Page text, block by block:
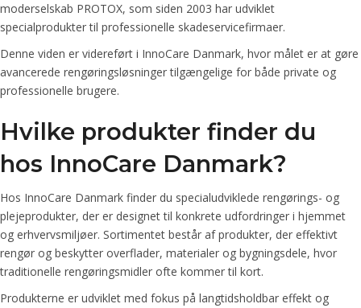
moderselskab PROTOX, som siden 2003 har udviklet
specialprodukter til professionelle skadeservicefirmaer.
Denne viden er videreført i InnoCare Danmark, hvor målet er at gøre
avancerede rengøringsløsninger tilgængelige for både private og
professionelle brugere.
Hvilke produkter finder du
hos InnoCare Danmark?
Hos InnoCare Danmark finder du specialudviklede rengørings- og
plejeprodukter, der er designet til konkrete udfordringer i hjemmet
og erhvervsmiljøer. Sortimentet består af produkter, der effektivt
rengør og beskytter overflader, materialer og bygningsdele, hvor
traditionelle rengøringsmidler ofte kommer til kort.
Produkterne er udviklet med fokus på langtidsholdbar effekt og